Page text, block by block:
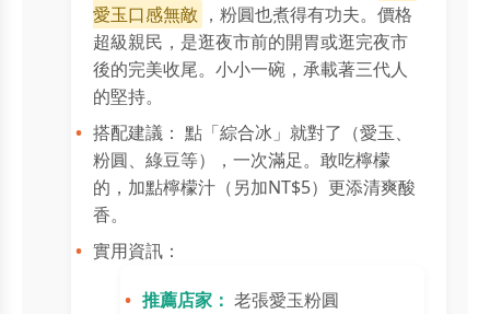
愛玉口感無敵 ，粉圓也煮得有功夫。價格
超級親民，是逛夜市前的開胃或逛完夜市
後的完美收尾。小小一碗，承載著三代人
的堅持。
搭配建議： 點「綜合冰」就對了（愛玉、
粉圓、綠豆等），一次滿足。敢吃檸檬
的，加點檸檬汁（另加NT$5）更添清爽酸
香。
實用資訊：
推薦店家： 老張愛玉粉圓